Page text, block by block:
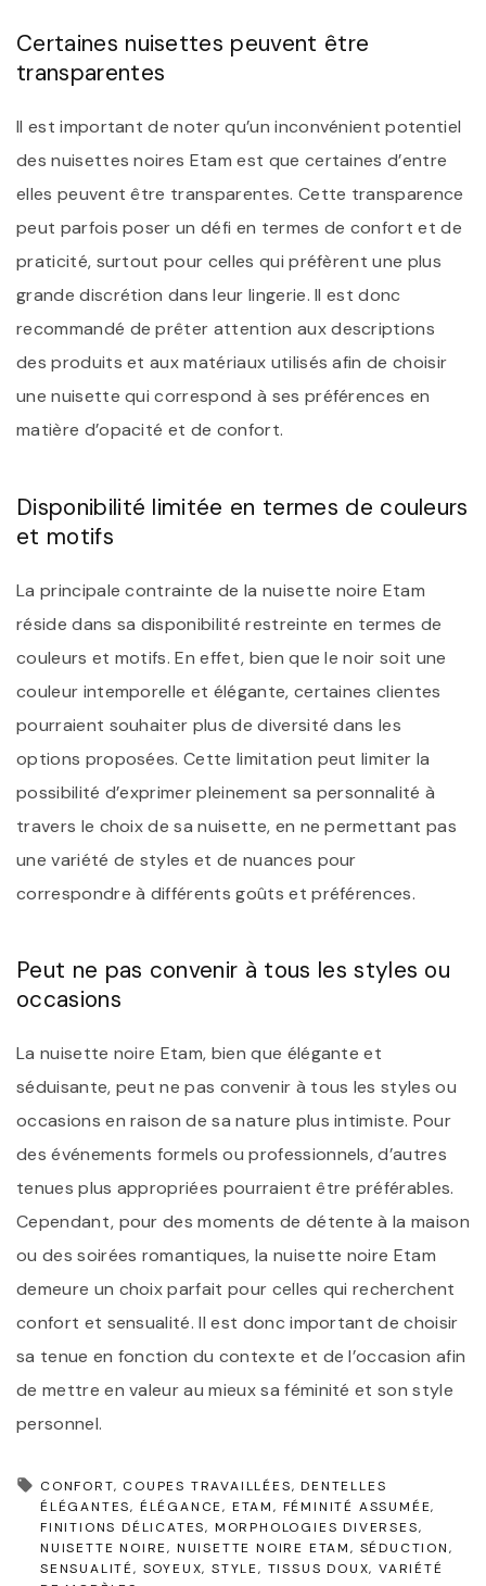
Certaines nuisettes peuvent être
transparentes
Il est important de noter qu’un inconvénient potentiel
des nuisettes noires Etam est que certaines d’entre
elles peuvent être transparentes. Cette transparence
peut parfois poser un défi en termes de confort et de
praticité, surtout pour celles qui préfèrent une plus
grande discrétion dans leur lingerie. Il est donc
recommandé de prêter attention aux descriptions
des produits et aux matériaux utilisés afin de choisir
une nuisette qui correspond à ses préférences en
matière d’opacité et de confort.
Disponibilité limitée en termes de couleurs
et motifs
La principale contrainte de la nuisette noire Etam
réside dans sa disponibilité restreinte en termes de
couleurs et motifs. En effet, bien que le noir soit une
couleur intemporelle et élégante, certaines clientes
pourraient souhaiter plus de diversité dans les
options proposées. Cette limitation peut limiter la
possibilité d’exprimer pleinement sa personnalité à
travers le choix de sa nuisette, en ne permettant pas
une variété de styles et de nuances pour
correspondre à différents goûts et préférences.
Peut ne pas convenir à tous les styles ou
occasions
La nuisette noire Etam, bien que élégante et
séduisante, peut ne pas convenir à tous les styles ou
occasions en raison de sa nature plus intimiste. Pour
des événements formels ou professionnels, d’autres
tenues plus appropriées pourraient être préférables.
Cependant, pour des moments de détente à la maison
ou des soirées romantiques, la nuisette noire Etam
demeure un choix parfait pour celles qui recherchent
confort et sensualité. Il est donc important de choisir
sa tenue en fonction du contexte et de l’occasion afin
de mettre en valeur au mieux sa féminité et son style
personnel.
CONFORT COUPES TRAVAILLÉES
DENTELLES
ÉLÉGANTES ÉLÉGANCE ETAM FÉMINITÉ ASSUMÉE
FINITIONS DÉLICATES MORPHOLOGIES DIVERSES
NUISETTE NOIRE NUISETTE NOIRE ETAM SÉDUCTION
SENSUALITÉ SOYEUX STYLE TISSUS DOUX VARIÉTÉ